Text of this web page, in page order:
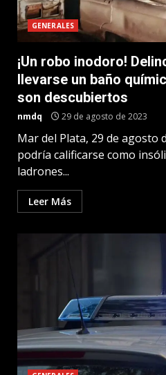
GENERALES
¡Un robo inodoro!
llevarse un baño
son descubiertos
nmdq 29 de agosto de 2023
Mar del Plata, 29 de agosto
podría calificarse como
ladrones...
Leer Más